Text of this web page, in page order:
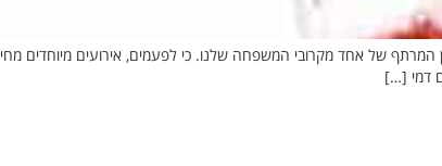
של אחד מקרובי המשפחה שלנו. כי לפעמים, אירועים מיוחדים
דמי […]